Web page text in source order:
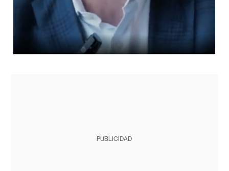
PUBLICIDAD